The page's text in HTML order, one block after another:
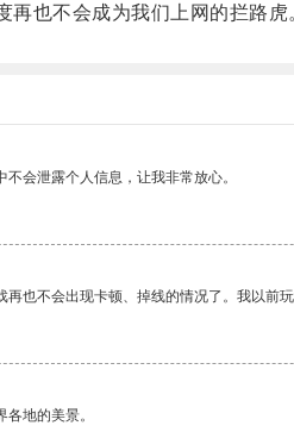
也不会成为我们上网的拦路虎
会泄露个人信息，让我非常放心。
也不会出现卡顿、掉线的情况了。我以前
地的美景。